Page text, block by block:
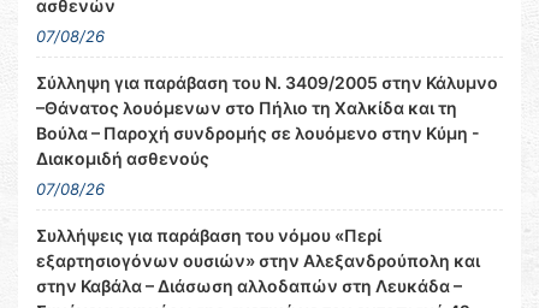
ασθενών
07/08/26
Σύλληψη για παράβαση του Ν. 3409/2005 στην Κάλυμνο
–Θάνατος λουόμενων στο Πήλιο τη Χαλκίδα και τη
Βούλα – Παροχή συνδρομής σε λουόμενο στην Κύμη -
Διακομιδή ασθενούς
07/08/26
Συλλήψεις για παράβαση του νόμου «Περί
εξαρτησιογόνων ουσιών» στην Αλεξανδρούπολη και
στην Καβάλα – Διάσωση αλλοδαπών στη Λευκάδα –